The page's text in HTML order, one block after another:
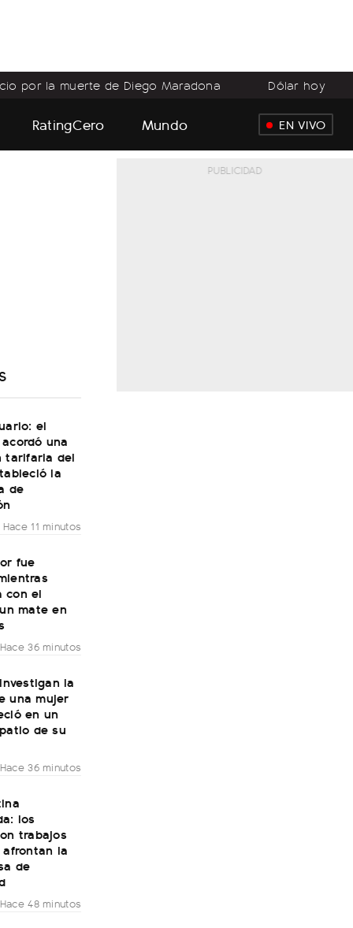
por la muerte de Diego Maradona Dólar hoy
RatingCero Mundo EN VIVO
el
una
tarifaria del
la
de
Hace 11 minutos
fue
con el
mate en
Hace 36 minutos
la
una mujer
en un
de su
Hace 36 minutos
los
trabajos
la
de
Hace 48 minutos